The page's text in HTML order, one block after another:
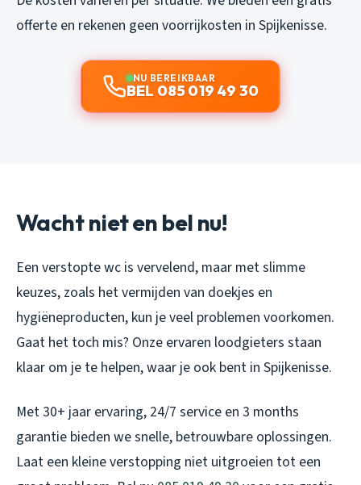
offerte en rekenen geen voorrijkosten in Spijkenisse.
NU BEREIKBAAR
BEL 085 019 49 30
Wacht niet en bel nu!
Een verstopte wc is vervelend, maar met slimme
keuzes, zoals het vermijden van doekjes en
hygiëneproducten, kun je veel problemen voorkomen.
Gaat het toch mis? Onze ervaren loodgieters staan
klaar om je te helpen, waar je ook bent in Spijkenisse.
Met 30+ jaar ervaring, 24/7 service en 3 months
garantie bieden we snelle, betrouwbare oplossingen.
Laat een kleine verstopping niet uitgroeien tot een